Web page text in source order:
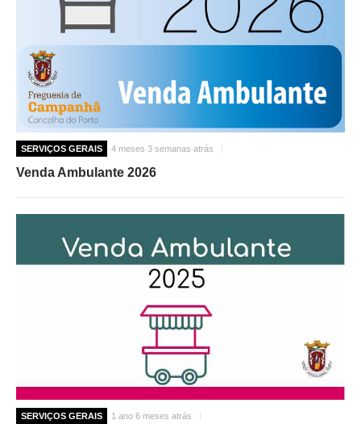
SERVIÇOS GERAIS 4 meses 3 semanas atrás
Venda Ambulante 2026
SERVIÇOS GERAIS 1 ano 6 meses atrás